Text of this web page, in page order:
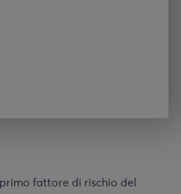
fattore di rischio del